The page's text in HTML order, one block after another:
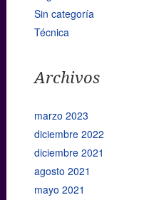
Sin categoría
Técnica
Archivos
marzo 2023
diciembre 2022
diciembre 2021
agosto 2021
mayo 2021